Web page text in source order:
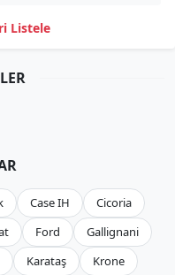
Listele
Case IH
Cicoria
Ford
Gallignani
Karataş
Krone